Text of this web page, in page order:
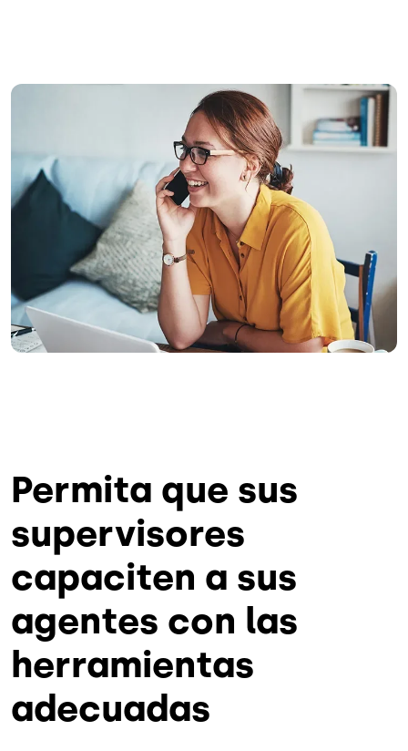
Image
Permita que sus
supervisores
capaciten a sus
agentes con las
herramientas
adecuadas